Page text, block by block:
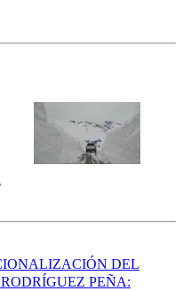
DEL
PEÑA: